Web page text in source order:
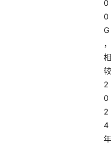
0
0
G
，
相
较
2
0
2
4
年